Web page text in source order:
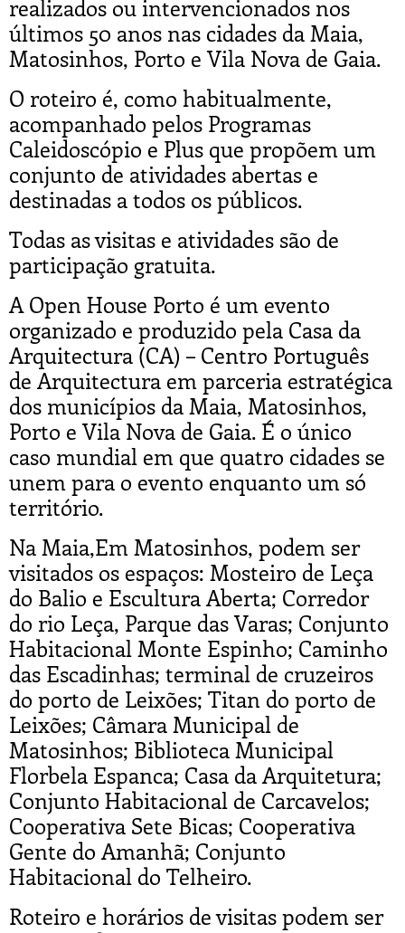
realizados ou intervencionados nos
últimos 50 anos nas cidades da Maia,
Matosinhos, Porto e Vila Nova de Gaia.
O roteiro é, como habitualmente,
acompanhado pelos Programas
Caleidoscópio e Plus que propõem um
conjunto de atividades abertas e
destinadas a todos os públicos.
Todas as visitas e atividades são de
participação gratuita.
A Open House Porto é um evento
organizado e produzido pela Casa da
Arquitectura (CA) – Centro Português
de Arquitectura em parceria estratégica
dos municípios da Maia, Matosinhos,
Porto e Vila Nova de Gaia. É o único
caso mundial em que quatro cidades se
unem para o evento enquanto um só
território.
Na Maia,Em Matosinhos, podem ser
visitados os espaços: Mosteiro de Leça
do Balio e Escultura Aberta; Corredor
do rio Leça, Parque das Varas; Conjunto
Habitacional Monte Espinho; Caminho
das Escadinhas; terminal de cruzeiros
do porto de Leixões; Titan do porto de
Leixões; Câmara Municipal de
Matosinhos; Biblioteca Municipal
Florbela Espanca; Casa da Arquitetura;
Conjunto Habitacional de Carcavelos;
Cooperativa Sete Bicas; Cooperativa
Gente do Amanhã; Conjunto
Habitacional do Telheiro.
Roteiro e horários de visitas podem ser